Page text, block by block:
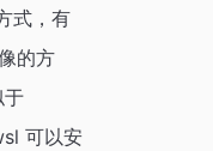
式，有
的方
于
可以安